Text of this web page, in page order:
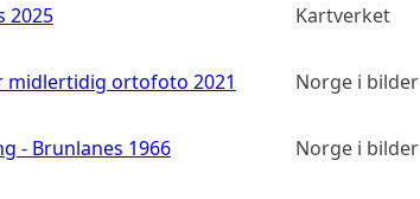
2025 Kartverket
midlertidig ortofoto 2021 Norge i bilder
- Brunlanes 1966 Norge i bilder